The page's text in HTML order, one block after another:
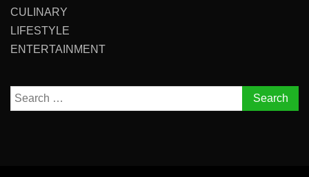
CULINARY
LIFESTYLE
ENTERTAINMENT
Search
for: